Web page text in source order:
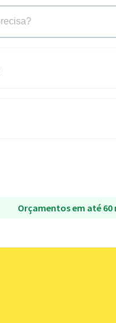
Orçamentos em até